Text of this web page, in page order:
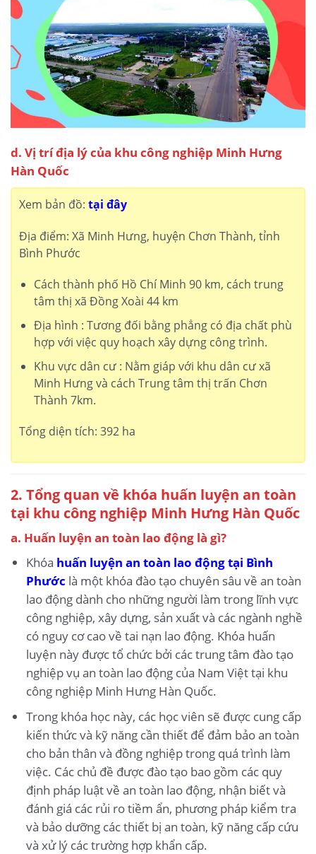
d. Vị trí địa lý của khu công nghiệp Minh Hưng
Hàn Quốc
Xem bản đồ: tại đây
Địa điểm: Xã Minh Hưng, huyện Chơn Thành, tỉnh
Bình Phước
Cách thành phố Hồ Chí Minh 90 km, cách trung
tâm thị xã Đồng Xoài 44 km
Địa hình : Tương đối bằng phẳng có địa chất phù
hợp với việc quy hoạch xây dựng công trình.
Khu vực dân cư : Nằm giáp với khu dân cư xã
Minh Hưng và cách Trung tâm thị trấn Chơn
Thành 7km.
Tổng diện tích: 392 ha
2. Tổng quan về khóa huấn luyện an toàn
tại khu công nghiệp Minh Hưng Hàn Quốc
a. Huấn luyện an toàn lao động là gì?
Khóa huấn luyện an toàn lao động tại Bình
Phước là một khóa đào tạo chuyên sâu về an toàn
lao động dành cho những người làm trong lĩnh vực
công nghiệp, xây dựng, sản xuất và các ngành nghề
có nguy cơ cao về tai nạn lao động. Khóa huấn
luyện này được tổ chức bởi các trung tâm đào tạo
nghiệp vụ an toàn lao động của Nam Việt tại khu
công nghiệp Minh Hưng Hàn Quốc.
Trong khóa học này, các học viên sẽ được cung cấp
kiến thức và kỹ năng cần thiết để đảm bảo an toàn
cho bản thân và đồng nghiệp trong quá trình làm
việc. Các chủ đề được đào tạo bao gồm các quy
định pháp luật về an toàn lao động, nhận biết và
đánh giá các rủi ro tiềm ẩn, phương pháp kiểm tra
và bảo dưỡng các thiết bị an toàn, kỹ năng cấp cứu
và xử lý các trường hợp khẩn cấp.